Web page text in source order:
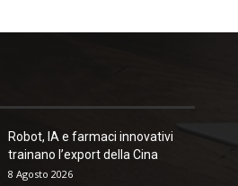
Robot, IA e farmaci innovativi
trainano l’export della Cina
8 Agosto 2026